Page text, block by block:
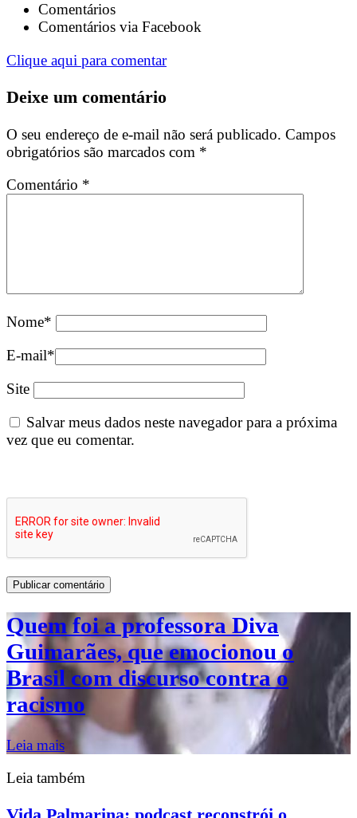
Comentários
Comentários via Facebook
Clique aqui para comentar
Deixe um comentário
O seu endereço de e-mail não será publicado. Campos
obrigatórios são marcados com *
Comentário *
Nome*
E-mail*
Site
Salvar meus dados neste navegador para a próxima
vez que eu comentar.
Quem foi a professora Diva
Guimarães, que emocionou o
Brasil com discurso contra o
racismo
Leia mais
Leia também